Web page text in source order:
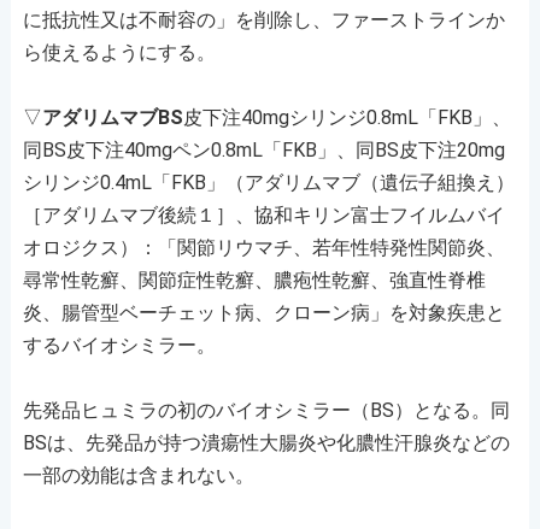
に抵抗性又は不耐容の」を削除し、ファーストラインか
ら使えるようにする。
▽アダリムマブBS皮下注40mgシリンジ0.8mL「FKB」、
同BS皮下注40mgペン0.8mL「FKB」、同BS皮下注20mg
シリンジ0.4mL「FKB」（アダリムマブ（遺伝子組換え）
［アダリムマブ後続１］、協和キリン富士フイルムバイ
オロジクス）：「関節リウマチ、若年性特発性関節炎、
尋常性乾癬、関節症性乾癬、膿疱性乾癬、強直性脊椎
炎、腸管型ベーチェット病、クローン病」を対象疾患と
するバイオシミラー。
先発品ヒュミラの初のバイオシミラー（BS）となる。同
BSは、先発品が持つ潰瘍性大腸炎や化膿性汗腺炎などの
一部の効能は含まれない。